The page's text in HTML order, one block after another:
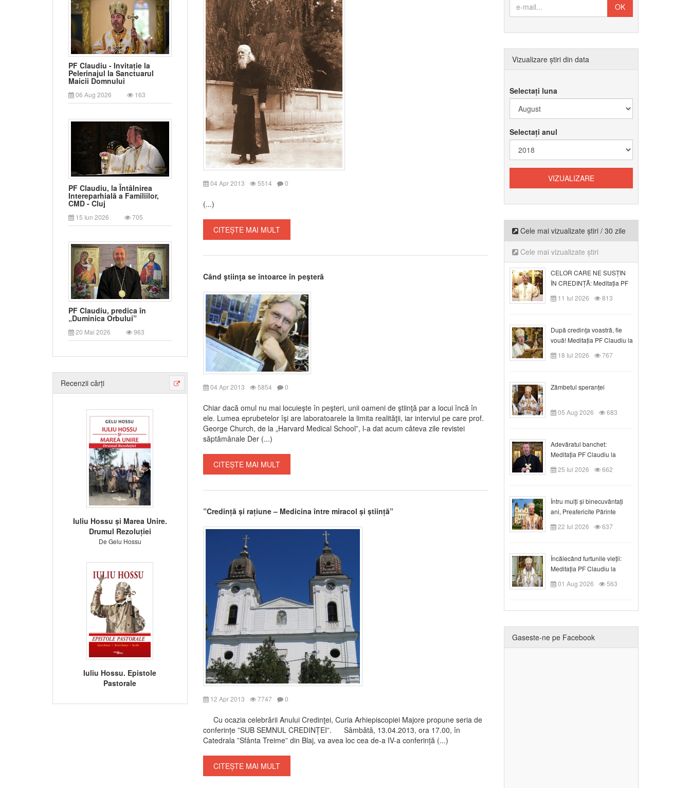
PF Claudiu - Invitație la
Pelerinajul la Sanctuarul
Maicii Domnului
06 Aug 2026 163
PF Claudiu, la Întâlnirea
Intereparhială a Familiilor,
CMD - Cluj
15 Iun 2026 705
PF Claudiu, predica în
„Duminica Orbului”
20 Mai 2026 963
Recenzii cărți
Iuliu Hossu și Marea Unire.
Drumul Rezoluției
De Gelu Hossu
Iuliu Hossu. Epistole
Pastorale
04 Apr 2013 5514 0
(...)
CITEȘTE MAI MULT
Când ştiinţa se întoarce în peşteră
04 Apr 2013 5854 0
Chiar dacă omul nu mai locuieşte în peşteri, unii oameni de ştiinţă par a locui încă în
ele. Lumea eprubetelor îşi are laboratoarele la limita realităţii, iar interviul pe care prof.
George Church, de la „Harvard Medical School”, l-a dat acum câteva zile revistei
săptămânale Der (...)
CITEȘTE MAI MULT
”Credință și rațiune – Medicina între miracol și știință”
12 Apr 2013 7747 0
Cu ocazia celebrării Anului Credinţei, Curia Arhiepiscopiei Majore propune seria de
conferințe ”SUB SEMNUL CREDINȚEI”. Sâmbătă, 13.04.2013, ora 17.00, în
Catedrala ”Sfânta Treime” din Blaj, va avea loc cea de-a IV-a conferință (...)
CITEȘTE MAI MULT
Vizualizare știri din data
Selectați luna
Selectați anul
Cele mai vizualizate știri / 30 zile
Cele mai vizualizate știri
CELOR CARE NE SUSȚIN
ÎN CREDINȚĂ: Meditația PF
Claudiu la Duminica a VI-a
după Rusalii
11 Iul 2026 813
După credinţa voastră, fie
vouă! Meditația PF Claudiu la
duminica a VII-a după Rusalii
18 Iul 2026 767
Zâmbetul speranței
05 Aug 2026 683
Adevăratul banchet:
Meditația PF Claudiu la
Duminica a VIII-a după
Rusalii
25 Iul 2026 662
Întru mulți și binecuvântați
ani, Preafericite Părinte
Claudiu!
22 Iul 2026 637
Încălecând furtunile vieții:
Meditația PF Claudiu la
Duminica a IX-a după Rusalii
01 Aug 2026 563
Gaseste-ne pe Facebook